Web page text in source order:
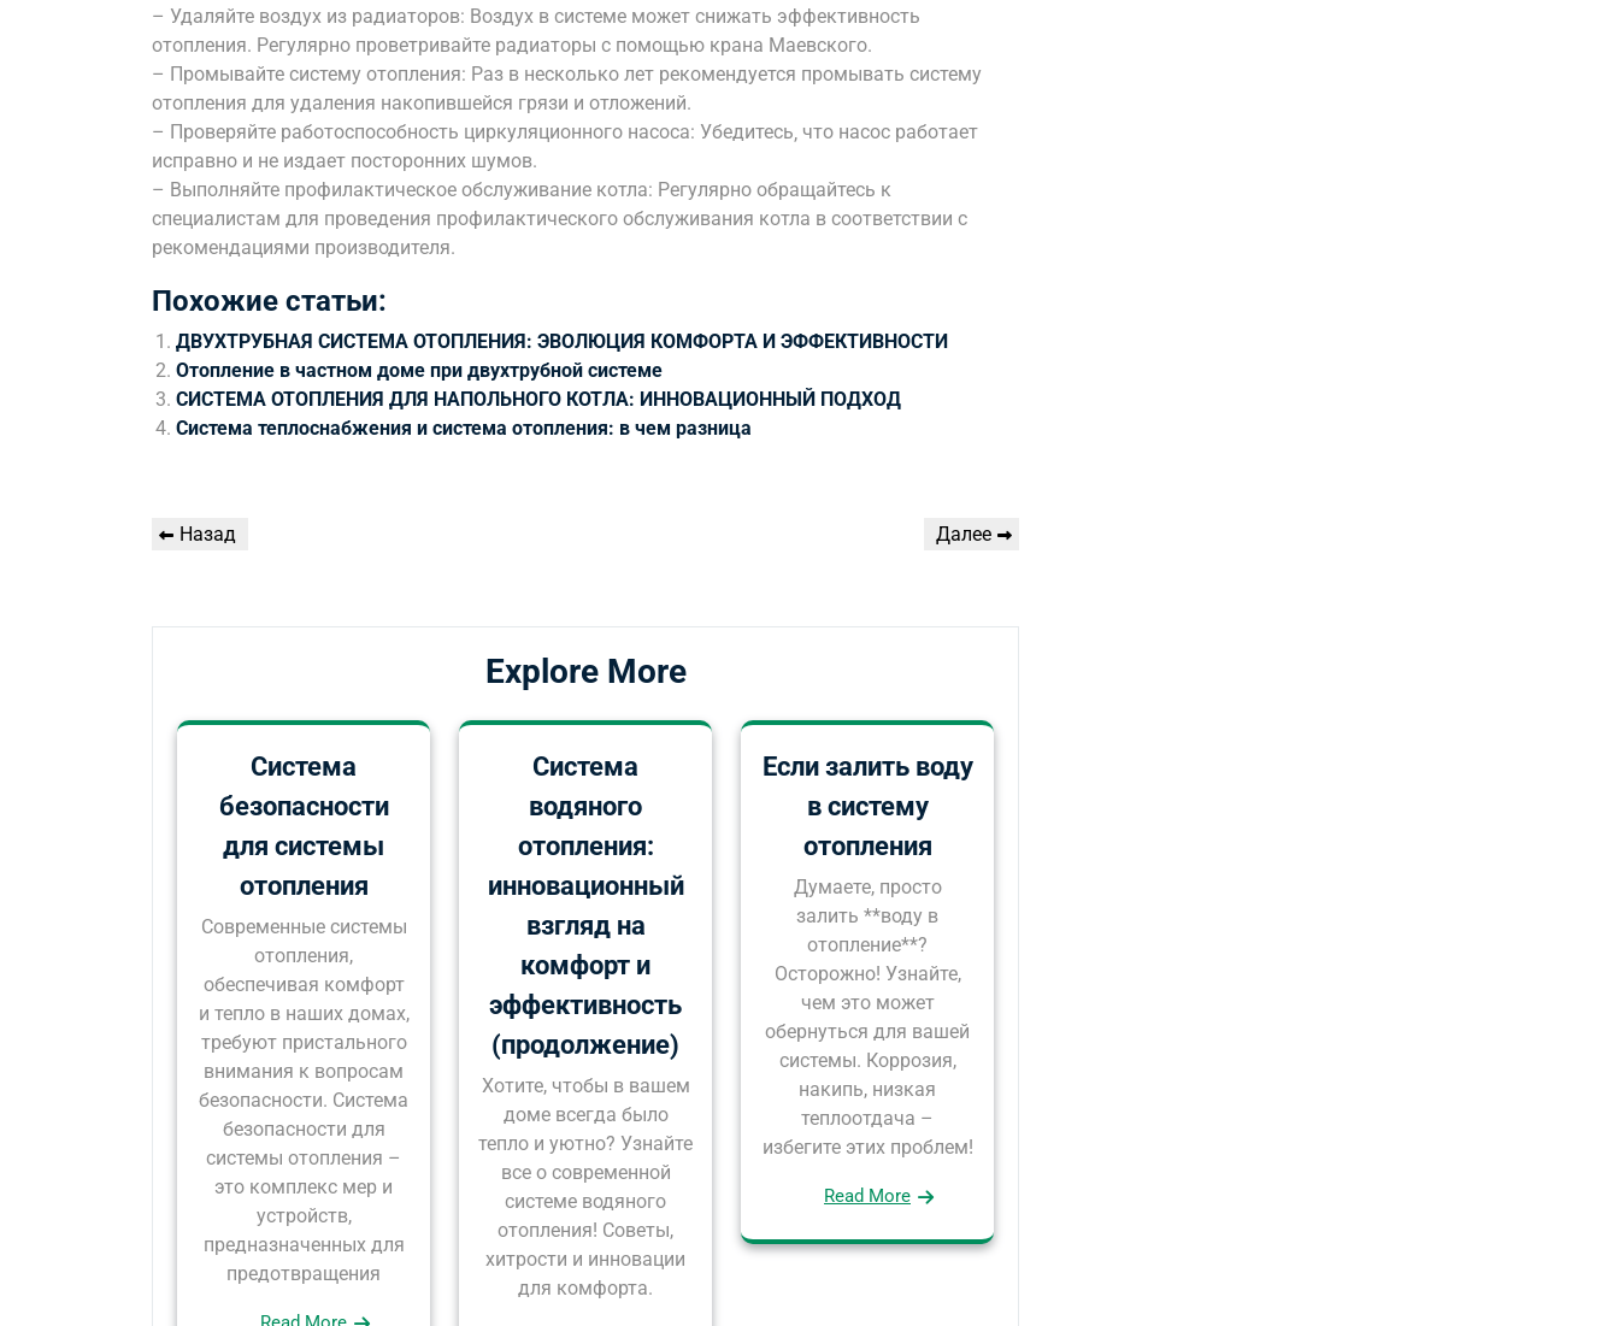
– Удаляйте воздух из радиаторов: Воздух в системе может снижать эффективность
отопления. Регулярно проветривайте радиаторы с помощью крана Маевского.
– Промывайте систему отопления: Раз в несколько лет рекомендуется промывать систему
отопления для удаления накопившейся грязи и отложений.
– Проверяйте работоспособность циркуляционного насоса: Убедитесь‚ что насос работает
исправно и не издает посторонних шумов.
– Выполняйте профилактическое обслуживание котла: Регулярно обращайтесь к
специалистам для проведения профилактического обслуживания котла в соответствии с
рекомендациями производителя.
Похожие статьи:
ДВУХТРУБНАЯ СИСТЕМА ОТОПЛЕНИЯ: ЭВОЛЮЦИЯ КОМФОРТА И ЭФФЕКТИВНОСТИ
Отопление в частном доме при двухтрубной системе
СИСТЕМА ОТОПЛЕНИЯ ДЛЯ НАПОЛЬНОГО КОТЛА: ИННОВАЦИОННЫЙ ПОДХОД
Система теплоснабжения и система отопления: в чем разница
Навигация
записям
Предыдущая
Назад
Следующая
Далее
Explore More
Система
безопасности
для системы
отопления
Современные системы
отопления,
обеспечивая комфорт
и тепло в наших домах,
требуют пристального
внимания к вопросам
безопасности. Система
безопасности для
системы отопления –
это комплекс мер и
устройств,
предназначенных для
предотвращения
Система
водяного
отопления:
инновационный
взгляд на
комфорт и
эффективность
(продолжение)
Хотите, чтобы в вашем
доме всегда было
тепло и уютно? Узнайте
все о современной
системе водяного
отопления! Советы,
хитрости и инновации
для комфорта.
Если залить воду
в систему
отопления
Думаете, просто
залить **воду в
отопление**?
Осторожно! Узнайте,
чем это может
обернуться для вашей
системы. Коррозия,
накипь, низкая
теплоотдача –
избегите этих проблем!
Read More